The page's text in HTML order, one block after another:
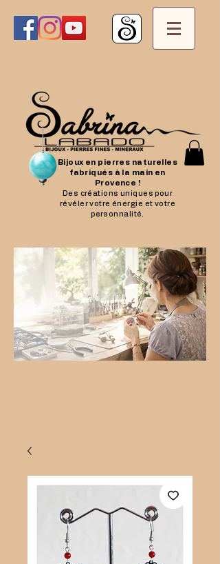
Bijoux en pierres naturelles
fabriqués à la main en
Provence !
Des créations uniques pour
révéler votre énergie et votre
personnalité.